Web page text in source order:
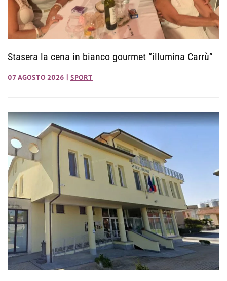
Stasera la cena in bianco gourmet “illumina Carrù”
07 AGOSTO 2026 SPORT